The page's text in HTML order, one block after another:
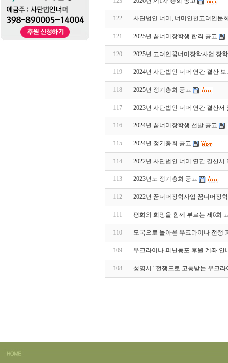
122 사단법인 너머, 너머인천고려인문
121 2025년 꿈너머장학생 합격 공고
120 2025년 고려인꿈너머장학사업 장
119 2024년 사단법인 너머 연간 결산 보
118 2025년 정기총회 공고
117 2023년 사단법인 너머 연간 결산
116 2024년 꿈너머장학생 선발 공고
115 2024년 정기총회 공고
114 2022년 사단법인 너머 연간 결산
113 2023년도 정기총회 공고
112 2022년 꿈너머장학사업 꿈너머장
111 평화와 희망을 함께 부르는 제6회
110 모국으로 돌아온 우크라이나 전쟁
109 우크라이나 피난동포 후원 계좌 안
108 성명서 “전쟁으로 고통받는 우크